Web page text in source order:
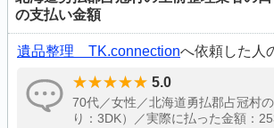
の支払い金額
遺品整理 TK.connectionへ依頼した人
5.0
70代／女性／北海道勇払郡占冠村
り：3DK）／実際に払った金額：